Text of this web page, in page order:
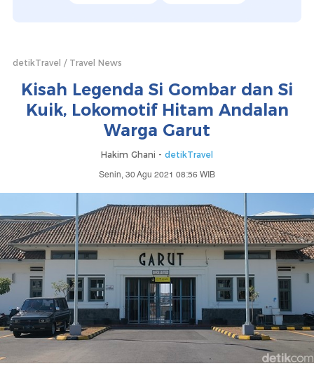
detikTravel Travel News
Kisah Legenda Si Gombar dan Si
Kuik, Lokomotif Hitam Andalan
Warga Garut
Hakim Ghani - detikTravel
Senin, 30 Agu 2021 08:56 WIB